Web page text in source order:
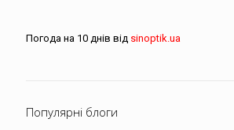
Погода на 10 днів від sinoptik.ua
Популярні блоги